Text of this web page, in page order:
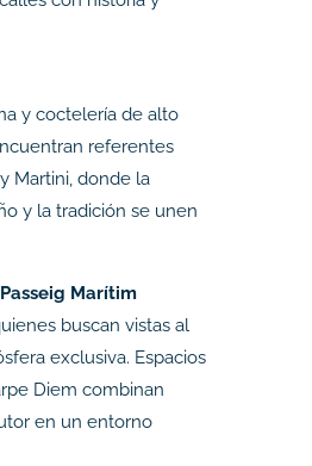
y coctelería de alto
referentes
Martini, donde la
y la tradición se unen
Marítim
buscan vistas al
exclusiva. Espacios
Diem combinan
en un entorno